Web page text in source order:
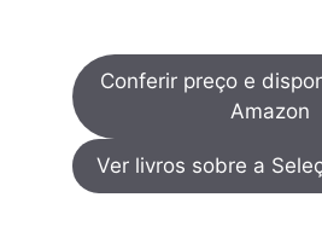
Conferir preço e
Amazon
Ver livros sobre a